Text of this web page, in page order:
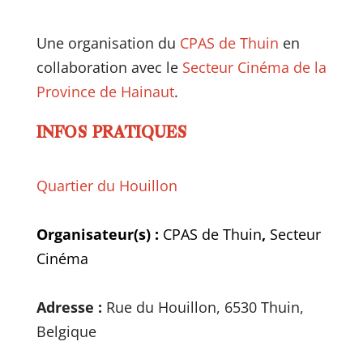
Une organisation du CPAS de Thuin en
collaboration avec le Secteur Cinéma de la
Province de Hainaut.
INFOS PRATIQUES
Quartier du Houillon
Organisateur(s) : CPAS de Thuin, Secteur
Cinéma
Adresse : Rue du Houillon, 6530 Thuin,
Belgique